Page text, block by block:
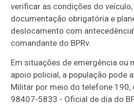
verificar as condições do
documentação obrigatória e
deslocamento com
comandante do BPRv.
Em situações de emergência ou
apoio policial, a população pode
Militar por meio do telefone 190,
98407-5833 - Oficial de dia do